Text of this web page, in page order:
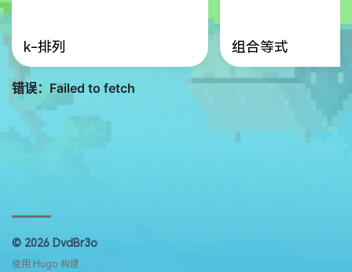
k-排列 组合等式
© 2026 DvdBr3o
使用 Hugo 构建